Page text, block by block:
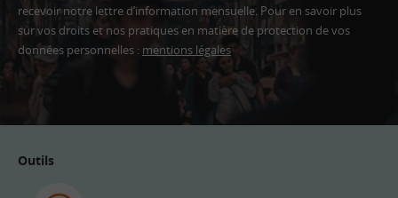
recevoir notre lettre d’information mensuelle. Pour en savoir plus
sur vos droits et nos pratiques en matière de protection de vos
données personnelles : mentions légales
Outils